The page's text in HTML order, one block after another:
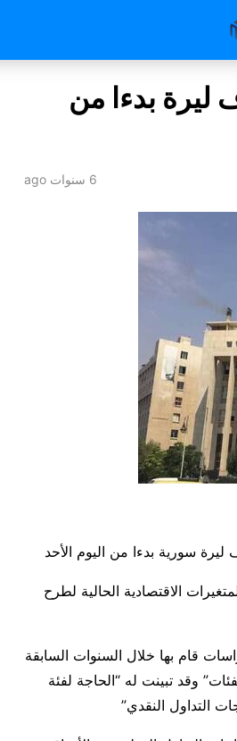
يطرح فئة 5 آلاف ليرة بدءا من
6 سنوات ago
الاقتصادية الحالية لطرح
قام بها خلال السنوات السابقة
وقد تبينت له “الحاجة لفئة
التداول النقدي”